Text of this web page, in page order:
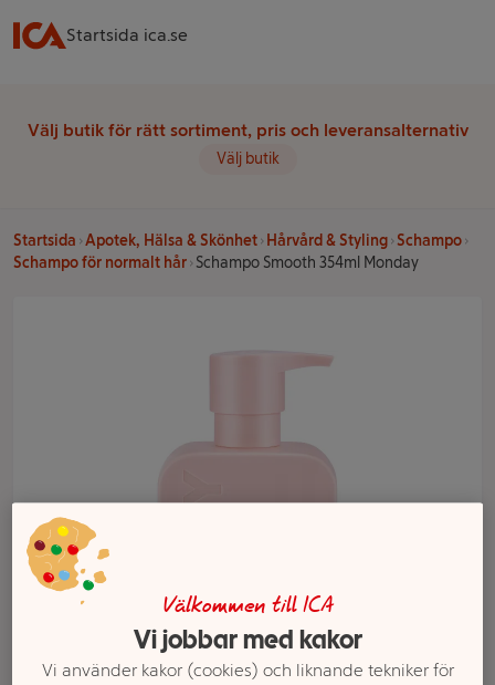
Startsida ica.se
Välj butik för rätt sortiment, pris och leveransalternativ
Välj butik
Startsida Apotek, Hälsa & Skönhet Hårvård & Styling Schampo
Schampo för normalt hår Schampo Smooth 354ml Monday
Välkommen till ICA
Vi jobbar med kakor
Vi använder kakor (cookies) och liknande tekniker för